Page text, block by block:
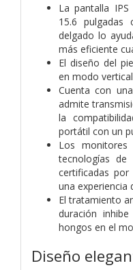
La pantalla
15.6 pulgadas
delgado lo
más eficiente
El diseño del
en modo
Cuenta con
admite
la
portátil con un
Los monitores
tecnologías
certificadas por
una experiencia
El tratamiento
duración
hongos en el
Diseño